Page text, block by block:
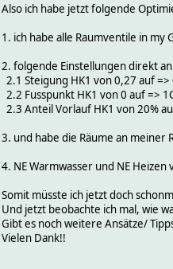
Also ich habe jetzt folgende
1. ich habe alle Raumventile in
2. folgende Einstellungen direkt
2.1 Steigung HK1 von 0,27 auf =>
2.2 Fusspunkt HK1 von 0 auf =>
2.3 Anteil Vorlauf HK1 von 20%
3. und habe die Räume an meiner
4. NE Warmwasser und NE
Somit müsste ich jetzt doch
Und jetzt beobachte ich mal, wie
Gibt es noch weitere Ansätze/
Vielen Dank!!